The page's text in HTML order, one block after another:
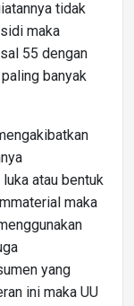
tidak
maka
55 dengan
banyak
atau bentuk
maka
yang
ini maka UU